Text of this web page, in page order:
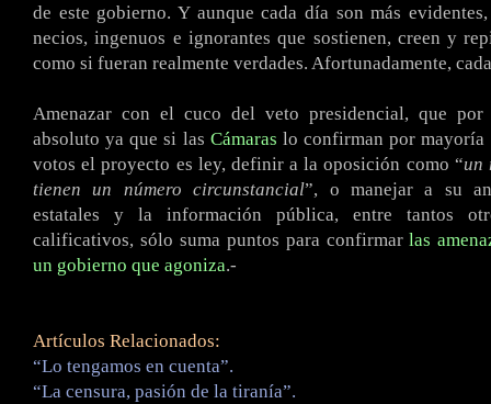
de este gobierno. Y aunque cada día son más
necios, ingenuos e ignorantes que sostienen, creen y
como si fueran realmente verdades. Afortunadamente,
Amenazar con el cuco del veto presidencial, que
absoluto ya que si las Cámaras lo confirman por mayoría
votos el proyecto es ley, definir a la oposición como “un
tienen un número circunstancial”, o manejar a su
estatales y la información pública, entre tantos
calificativos, sólo suma puntos para confirmarlas
un gobierno que agoniza.-
Artículos Relacionados:
“Lo tengamos en cuenta”.
“La censura, pasión de la tiranía”.